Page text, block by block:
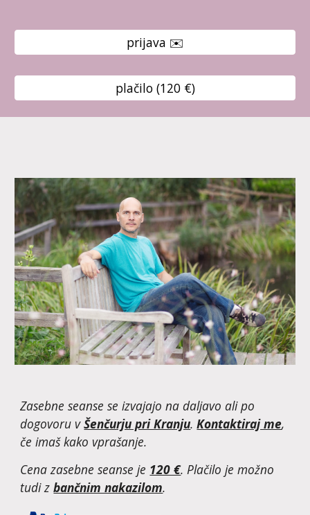
prijava ✉️
plačilo (120 €)
Zasebne seanse se izvajajo na daljavo ali po
dogovoru vŠenčurju pri Kranju.Kontaktiraj me,
če imaš kako vprašanje.
Cena zasebne seanse je 120 €. Plačilo je možno
tudi zbančnim nakazilom.